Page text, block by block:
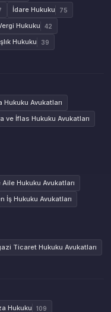
İdare Hukuku 75
Hukuku 42
Hukuku 39
Hukuku Avukatları
ve İflas Hukuku Avukatları
Aile Hukuku Avukatları
İş Hukuku Avukatları
Ticaret Hukuku Avukatları
Hukuku 109